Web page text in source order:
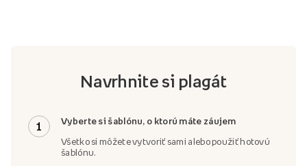
Navrhnite si plagát
1 Vyberte si šablónu, o ktorú máte záujem
Všetko si môžete vytvoriť sami alebo použiť hotovú
šablónu.